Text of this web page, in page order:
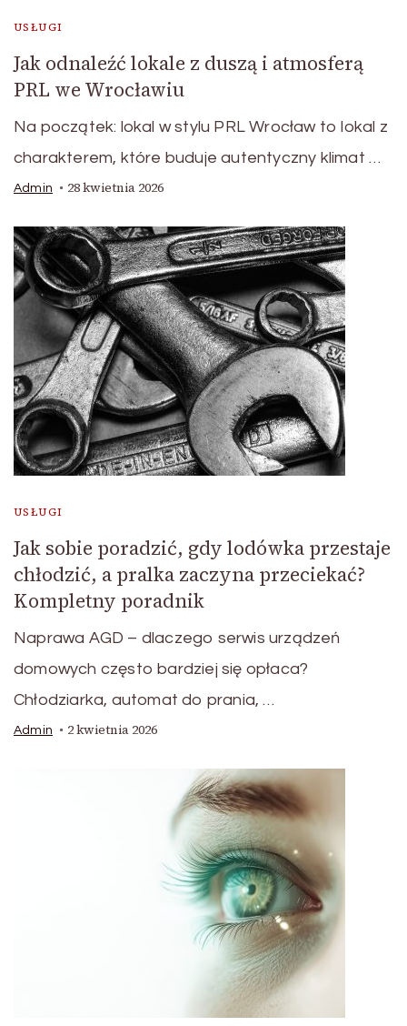
USŁUGI
Jak odnaleźć lokale z duszą i atmosferą
PRL we Wrocławiu
Na początek: lokal w stylu PRL Wrocław to lokal z
charakterem, które buduje autentyczny klimat …
Admin 28 kwietnia 2026
USŁUGI
Jak sobie poradzić, gdy lodówka przestaje
chłodzić, a pralka zaczyna przeciekać?
Kompletny poradnik
Naprawa AGD – dlaczego serwis urządzeń
domowych często bardziej się opłaca?
Chłodziarka, automat do prania, …
Admin 2 kwietnia 2026